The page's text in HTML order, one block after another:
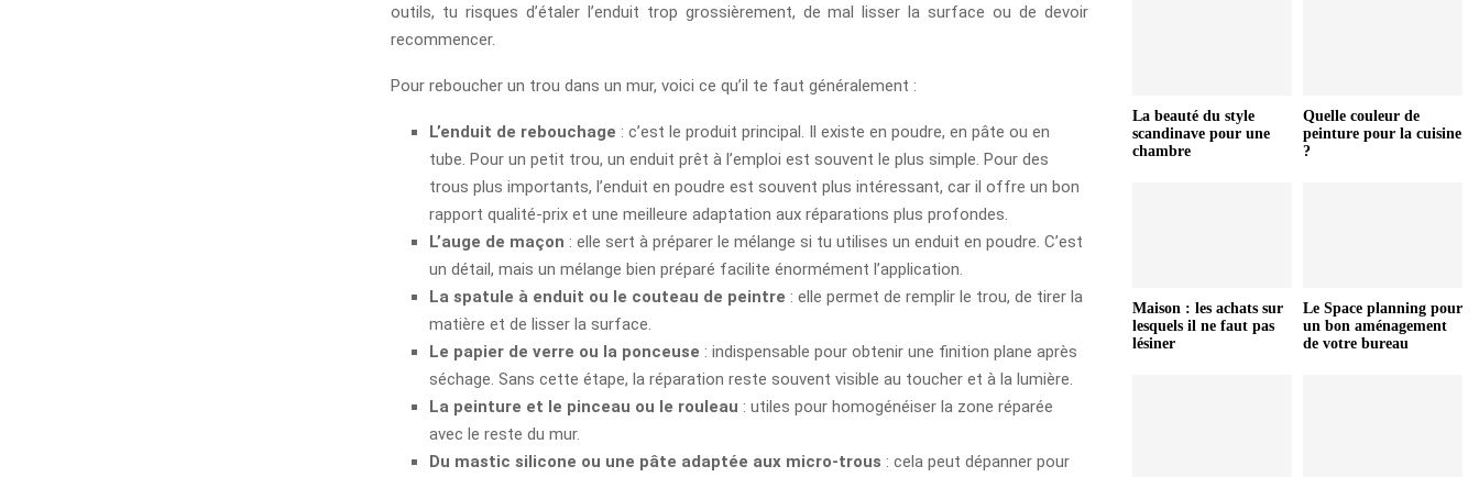
outils, tu risques d’étaler l’enduit trop grossièrement, de mal lisser la surface ou de devoir
recommencer.
Pour reboucher un trou dans un mur, voici ce qu’il te faut généralement :
L’enduit de rebouchage : c’est le produit principal. Il existe en poudre, en pâte ou en
tube. Pour un petit trou, un enduit prêt à l’emploi est souvent le plus simple. Pour des
trous plus importants, l’enduit en poudre est souvent plus intéressant, car il offre un bon
rapport qualité-prix et une meilleure adaptation aux réparations plus profondes.
L’auge de maçon : elle sert à préparer le mélange si tu utilises un enduit en poudre. C’est
un détail, mais un mélange bien préparé facilite énormément l’application.
La spatule à enduit ou le couteau de peintre : elle permet de remplir le trou, de tirer la
matière et de lisser la surface.
Le papier de verre ou la ponceuse : indispensable pour obtenir une finition plane après
séchage. Sans cette étape, la réparation reste souvent visible au toucher et à la lumière.
La peinture et le pinceau ou le rouleau : utiles pour homogénéiser la zone réparée
avec le reste du mur.
Du mastic silicone ou une pâte adaptée aux micro-trous : cela peut dépanner pour
La beauté du style
scandinave pour une
chambre
Quelle couleur de
peinture pour la cuisine
?
Maison : les achats sur
lesquels il ne faut pas
lésiner
Le Space planning pour
un bon aménagement
de votre bureau